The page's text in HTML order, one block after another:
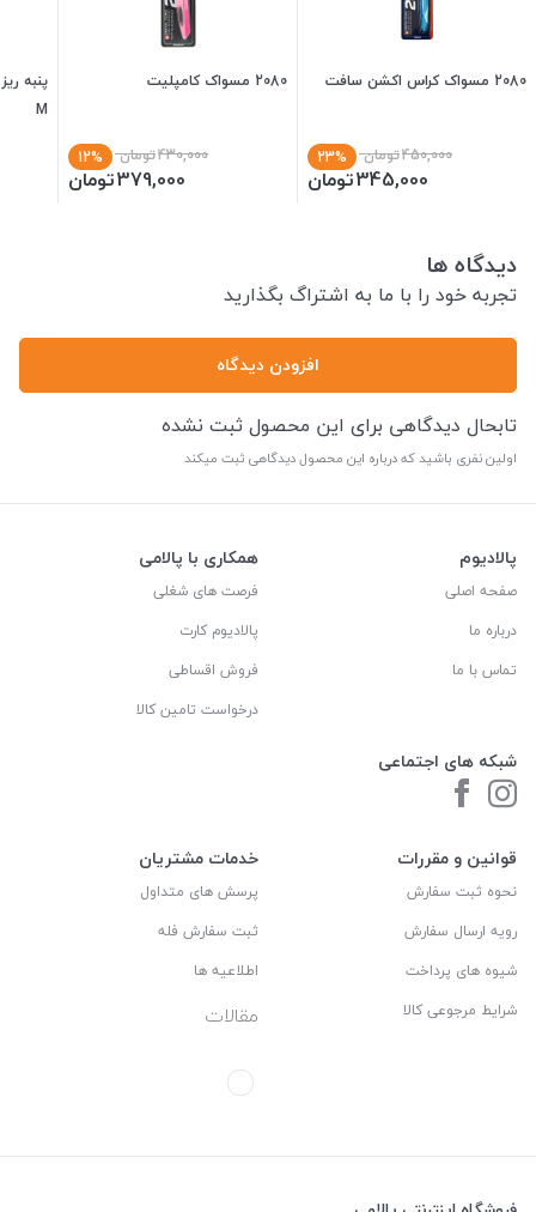
2080 مسواک کراس اکشن سافت
450,000تومان 23%
345,000تومان
2080 مسواک کامپلیت
430,000تومان 12%
379,000تومان
پنبه
M
دیدگاه ها
تجربه خود را با ما به اشتراگ بگذارید
افزودن دیدگاه
تابحال دیدگاهی برای این محصول ثبت نشده
اولین نفری باشید که درباره این محصول دیدگاهی ثبت میکند
پالادیوم
صفحه اصلی
درباره ما
تماس با ما
شبکه های اجتماعی
همکاری با پالامی
فرصت های شغلی
پالادیوم کارت
فروش اقساطی
درخواست تامین کالا
قوانین و مقررات
نحوه ثبت سفارش
رویه ارسال سفارش
شیوه های پرداخت
شرایط مرجوعی کالا
خدمات مشتریان
پرسش های متداول
ثبت سفارش فله
اطلاعیه ها
مقالات